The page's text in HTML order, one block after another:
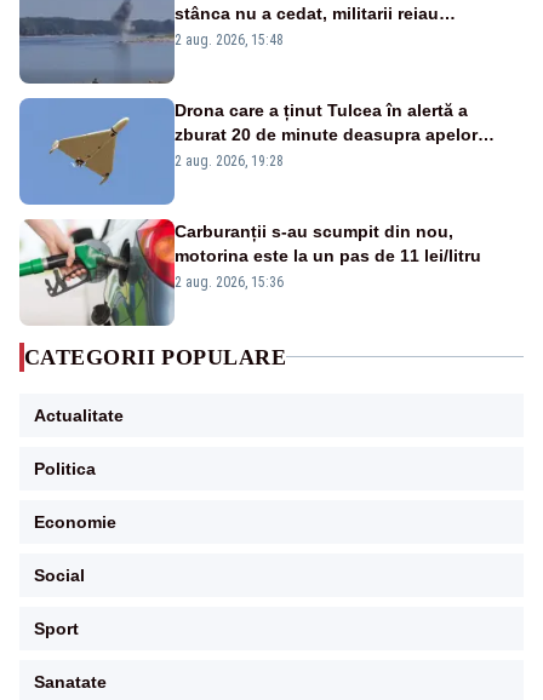
stânca nu a cedat, militarii reiau
detonările luni – VIDEO
2 aug. 2026, 15:48
Drona care a ținut Tulcea în alertă a
zburat 20 de minute deasupra apelor
României. Au fost ridicate două F-16
2 aug. 2026, 19:28
Carburanții s-au scumpit din nou,
motorina este la un pas de 11 lei/litru
2 aug. 2026, 15:36
CATEGORII POPULARE
Actualitate
Politica
Economie
Social
Sport
Sanatate